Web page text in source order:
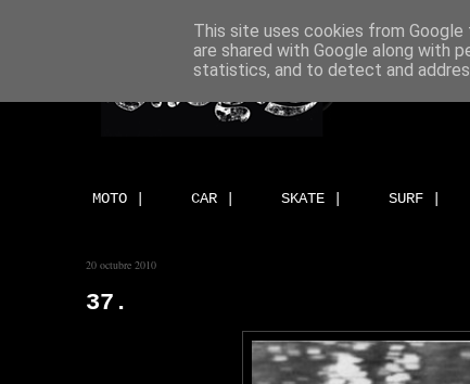
MOTO | CAR | SKATE | SURF |
20 octubre 2010
37.
This site uses cookies from
are shared with Google along with
statistics, and to detect and